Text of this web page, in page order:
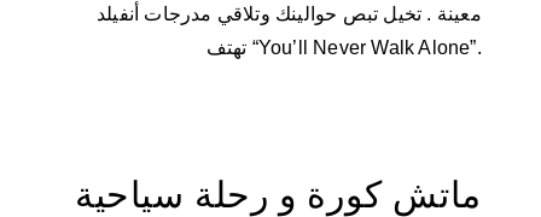
معينة . تخيل تبص حوالينك وتلاقي مدرجات أنفيلد
تهتف “You’ll Never Walk Alone”.
ماتش كورة و رحلة سياحية